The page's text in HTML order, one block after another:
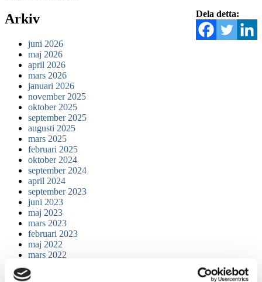
Dela detta:
Arkiv
juni 2026
maj 2026
april 2026
mars 2026
januari 2026
november 2025
oktober 2025
september 2025
augusti 2025
mars 2025
februari 2025
oktober 2024
september 2024
april 2024
september 2023
juni 2023
maj 2023
mars 2023
februari 2023
maj 2022
mars 2022
december 2021